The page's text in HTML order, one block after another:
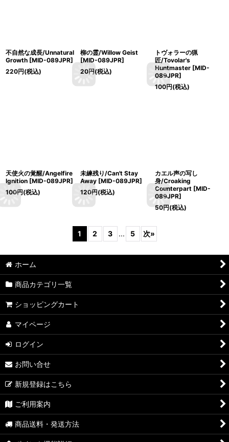
不自然な成長/Unnatural
Growth [MID-089JPR]
220円(税込)
柳の霊/Willow Geist
[MID-089JPR]
20円(税込)
トヴォラーの猟
匠/Tovolar's
Huntmaster [MID-
089JPR]
100円(税込)
天使火の覚醒/Angelfire
Ignition [MID-089JPR]
100円(税込)
未練残り/Can't Stay
Away [MID-089JPR]
120円(税込)
カエル声の写し
身/Croaking
Counterpart [MID-
089JPR]
50円(税込)
1 2 3 ... 5 次»
ホーム
商品カテゴリ一覧
ショッピングカート
マイページ
ログイン
お問い合せ
新規登録はこちら
ご利用案内
商品送料・発送方法